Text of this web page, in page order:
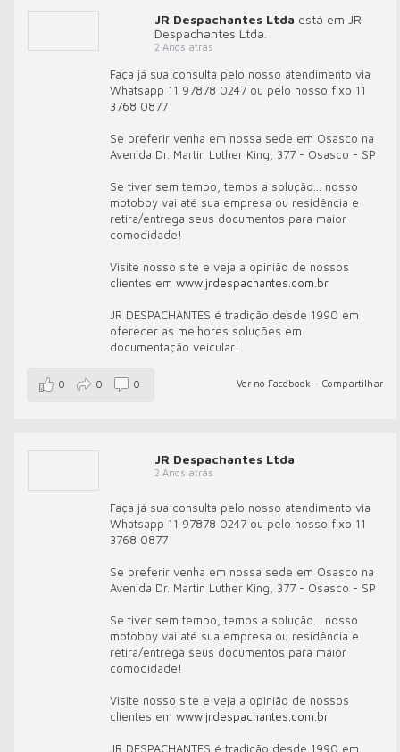
JR Despachantes Ltda está em JR
Despachantes Ltda.
2 Anos atrás
Faça já sua consulta pelo nosso atendimento via
Whatsapp 11 97878 0247 ou pelo nosso fixo 11
3768 0877
Se preferir venha em nossa sede em Osasco na
Avenida Dr. Martin Luther King, 377 - Osasco - SP
Se tiver sem tempo, temos a solução... nosso
motoboy vai até sua empresa ou residência e
retira/entrega seus documentos para maior
comodidade!
Visite nosso site e veja a opinião de nossos
clientes em www.jrdespachantes.com.br
JR DESPACHANTES é tradição desde 1990 em
oferecer as melhores soluções em
documentação veicular!
Ver no Facebook · Compartilhar
0 0 0
JR Despachantes Ltda
2 Anos atrás
Faça já sua consulta pelo nosso atendimento via
Whatsapp 11 97878 0247 ou pelo nosso fixo 11
3768 0877
Se preferir venha em nossa sede em Osasco na
Avenida Dr. Martin Luther King, 377 - Osasco - SP
Se tiver sem tempo, temos a solução... nosso
motoboy vai até sua empresa ou residência e
retira/entrega seus documentos para maior
comodidade!
Visite nosso site e veja a opinião de nossos
clientes em www.jrdespachantes.com.br
JR DESPACHANTES é tradição desde 1990 em